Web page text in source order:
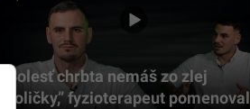
„Bolesť chrbta nemáš zo zlej
stoličky,” fyzioterapeut pomenoval